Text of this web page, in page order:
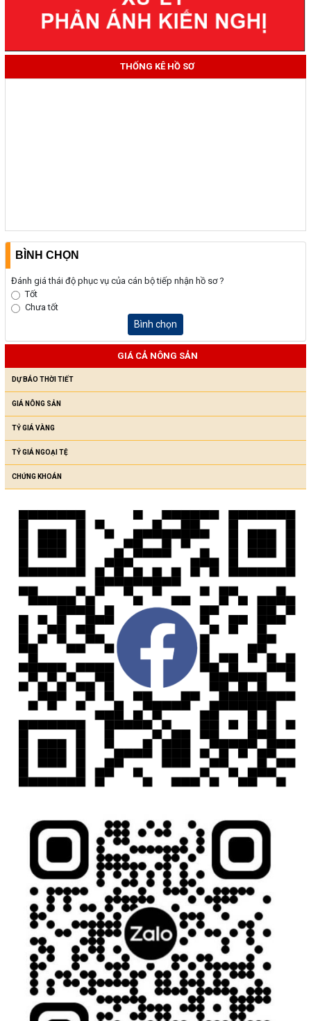
THỐNG KÊ HỒ SƠ
BÌNH CHỌN
Đánh giá thái độ phục vụ của cán bộ tiếp nhận hồ sơ ?
Tốt
Chưa tốt
Bình chọn
GIÁ CẢ NÔNG SẢN
DỰ BÁO THỜI TIẾT
GIÁ NÔNG SẢN
TỶ GIÁ VÀNG
TỶ GIÁ NGOẠI TỆ
CHỨNG KHOÁN